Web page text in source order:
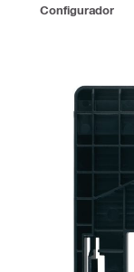
Configurador